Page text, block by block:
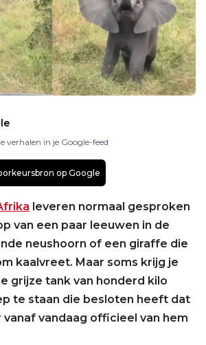
verhalen in je Google-feed
op Google
leveren normaal gesproken
van een paar leeuwen in de
neushoorn of een giraffe die
kaalvreet. Maar soms krijg je
grijze tank van honderd kilo
te staan die besloten heeft dat
vandaag officieel van hem